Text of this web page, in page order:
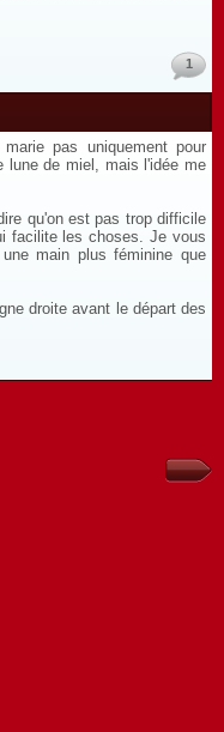
1
pas uniquement pour
lune de miel, mais l'idée me
qu'on est pas trop difficile
facilite les choses. Je vous
main plus féminine que
droite avant le départ des